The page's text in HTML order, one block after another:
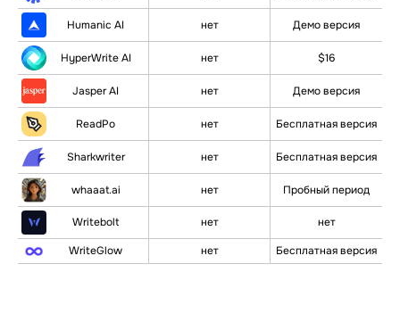
Humanic AI нет Демо версия
HyperWrite AI нет $16
Jasper AI нет Демо версия
ReadPo нет Бесплатная версия
Sharkwriter нет Бесплатная версия
whaaat.ai нет Пробный период
Writebolt нет нет
WriteGlow нет Бесплатная версия